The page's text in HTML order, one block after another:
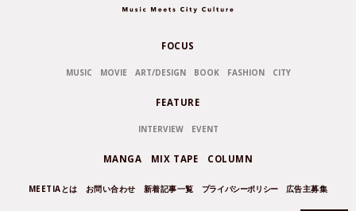
FOCUS
MUSIC MOVIE ART/DESIGN BOOK FASHION CITY
FEATURE
INTERVIEW EVENT
MANGA MIX TAPE COLUMN
MEETIAとは お問い合わせ 新着記事一覧 プライバシーポリシー 広告主募集